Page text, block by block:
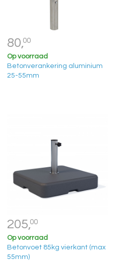
80,00
Op voorraad
Betonverankering aluminium
25-55mm
205,00
Op voorraad
Betonvoet 85kg vierkant (max
55mm)